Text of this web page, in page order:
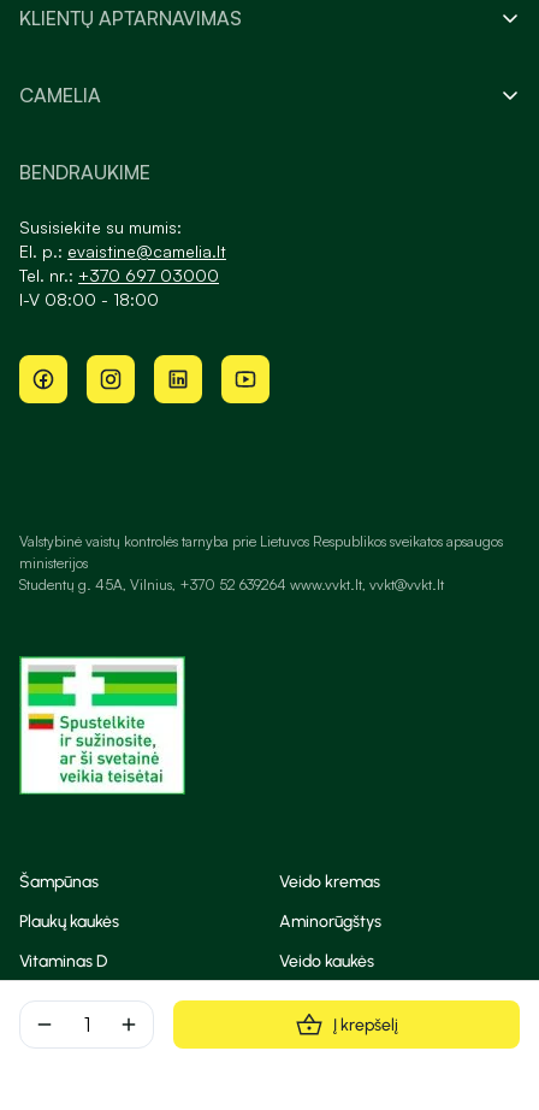
remove add Į krepšelį
KLIENTŲ APTARNAVIMAS
CAMELIA
BENDRAUKIME
Susisiekite su mumis:
El. p.: evaistine@camelia.lt
Tel. nr.: +370 697 03000
I-V 08:00 - 18:00
Valstybinė vaistų kontrolės tarnyba prie Lietuvos Respublikos sveikatos apsaugos
ministerijos
Studentų g. 45A, Vilnius, +370 52 639264 www.vvkt.lt, vvkt@vvkt.lt
Šampūnas
Veido kremas
Plaukų kaukės
Aminorūgštys
Vitaminas D
Veido kaukės
Korėjietiška kosmetika
Eteriniai aliejai
Dezodorantas
BB ir CC kremas